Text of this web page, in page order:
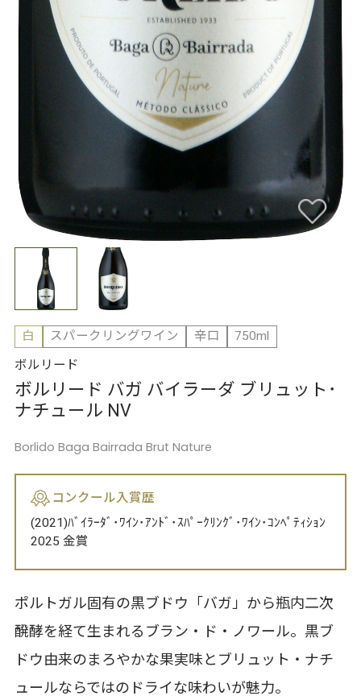
白 スパークリングワイン 辛口
750ml
ボルリード
ボルリード バガ バイラーダ ブリュット･
ナチュール NV
Borlido Baga Bairrada Brut Nature
コンクール入賞歴
(2021)ﾊﾞｲﾗｰﾀﾞ･ﾜｲﾝ･ｱﾝﾄﾞ･ｽﾊﾟｰｸﾘﾝｸﾞ･ﾜｲﾝ･ｺﾝﾍﾟﾃｨｼｮﾝ
2025 金賞
ポルトガル固有の黒ブドウ「バガ」から瓶内二次
醗酵を経て生まれるブラン・ド・ノワール。黒ブ
ドウ由来のまろやかな果実味とブリュット・ナチ
ュールならではのドライな味わいが魅力。